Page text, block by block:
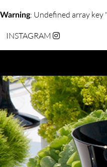
Warning: Undefined array key
INSTAGRAM